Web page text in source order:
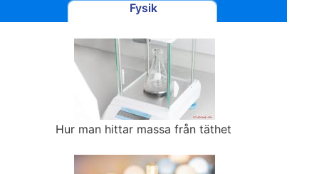
Fysik
Hur man hittar massa från täthet